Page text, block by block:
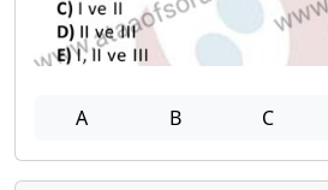
A B C